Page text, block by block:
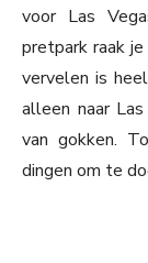
voor Las
pretpark raak
vervelen is
alleen naar
van gokken.
dingen om te